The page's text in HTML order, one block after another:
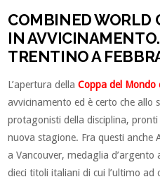
COMBINED WORLD
IN
TRENTINO A
L’apertura dellaCoppa del
avvicinamento ed è certo che
protagonisti della disciplina,
nuova stagione. Fra questi anche
a Vancouver, medaglia d’argento
dieci titoli italiani di cui l’ultimo ad